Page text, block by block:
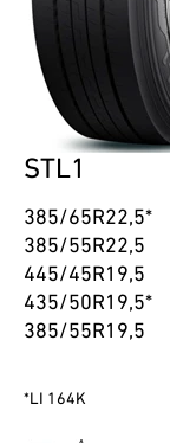
STL1
385/65R22,5*
385/55R22,5
445/45R19,5
435/50R19,5*
385/55R19,5
*LI 164K